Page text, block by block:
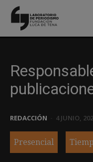
REDACCIÓN 4 JUNIO,
Presencial